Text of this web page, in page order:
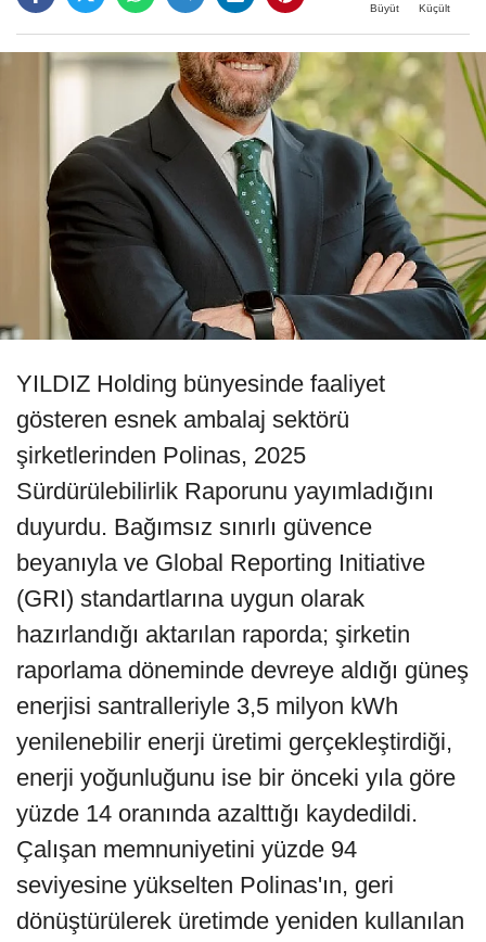
Büyüt Küçült
YILDIZ Holding bünyesinde faaliyet
gösteren esnek ambalaj sektörü
şirketlerinden Polinas, 2025
Sürdürülebilirlik Raporunu yayımladığını
duyurdu. Bağımsız sınırlı güvence
beyanıyla ve Global Reporting Initiative
(GRI) standartlarına uygun olarak
hazırlandığı aktarılan raporda; şirketin
raporlama döneminde devreye aldığı güneş
enerjisi santralleriyle 3,5 milyon kWh
yenilenebilir enerji üretimi gerçekleştirdiği,
enerji yoğunluğunu ise bir önceki yıla göre
yüzde 14 oranında azalttığı kaydedildi.
Çalışan memnuniyetini yüzde 94
seviyesine yükselten Polinas'ın, geri
dönüştürülerek üretimde yeniden kullanılan